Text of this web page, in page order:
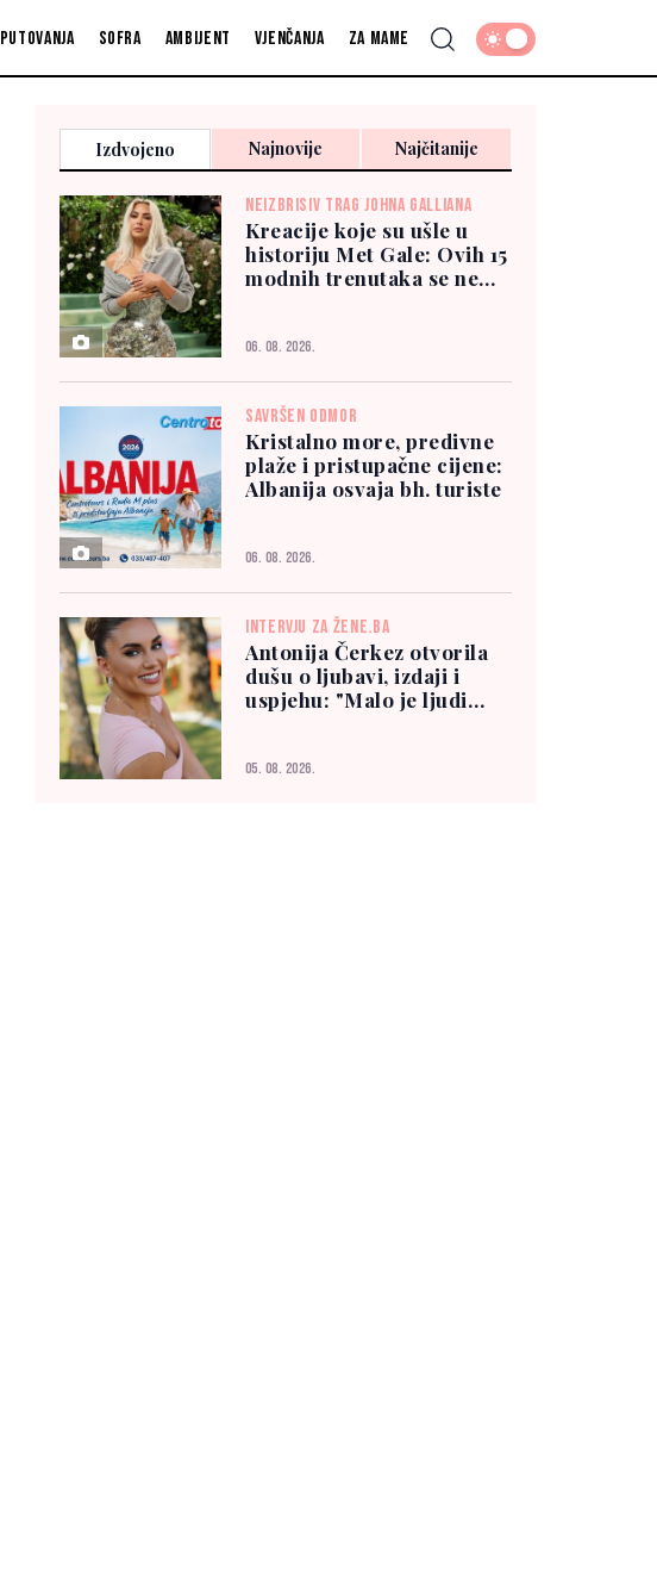
Putovanja Sofra Ambijent Vjenčanja Za mame
Izdvojeno Najnovije Najčitanije
NEIZBRISIV TRAG JOHNA GALLIANA
Kreacije koje su ušle u
historiju Met Gale: Ovih 15
modnih trenutaka se ne
06. 08. 2026.
SAVRŠEN ODMOR
Kristalno more, predivne
plaže i pristupačne cijene:
Albanija osvaja bh. turiste
06. 08. 2026.
INTERVJU ZA ŽENE.BA
Antonija Čerkez otvorila
dušu o ljubavi, izdaji i
uspjehu: "Malo je ljudi
05. 08. 2026.